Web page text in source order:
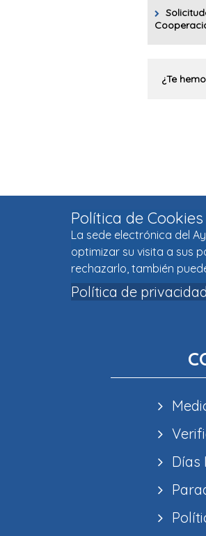
Política de Cookies
La sede electrónica del
optimizar su visita a sus
rechazarlo, también
Política de privacidad
Días